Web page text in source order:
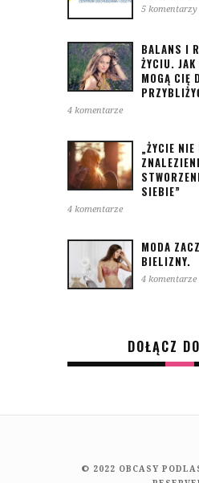
5 komentarzy
BALANS I
ŻYCIU. JAK
MOGĄ CIĘ
4 komentarze
„ŻYCIE NIE
SIEBIE”
4 komentarze
MODA
BIELIZNY.
4 komentarze
DOŁĄCZ
© 2022 OBCASY